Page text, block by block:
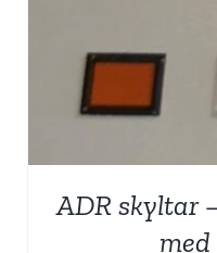
ADR skyltar
med